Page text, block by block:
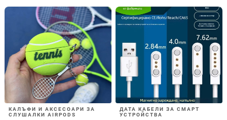
КАЛЪФИ И АКСЕСОАРИ ЗА
СЛУШАЛКИ AIRPODS
ДАТА КАБЕЛИ ЗА СМАРТ
УСТРОЙСТВА